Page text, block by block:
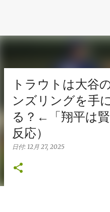
トラウトは大谷
ンズリングを手
る？←「翔平は
反応）
日付: 12月 27, 2025